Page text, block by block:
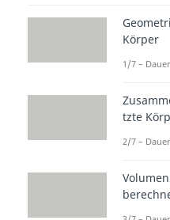
Körper
1/7 –
tzte
2/7 –
Volumen